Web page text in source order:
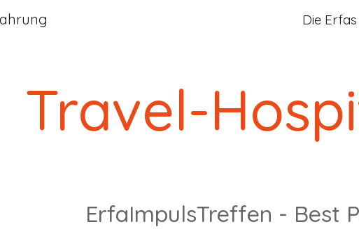
Die Erfas
Travel-
ErfaImpulsTreffen - Best